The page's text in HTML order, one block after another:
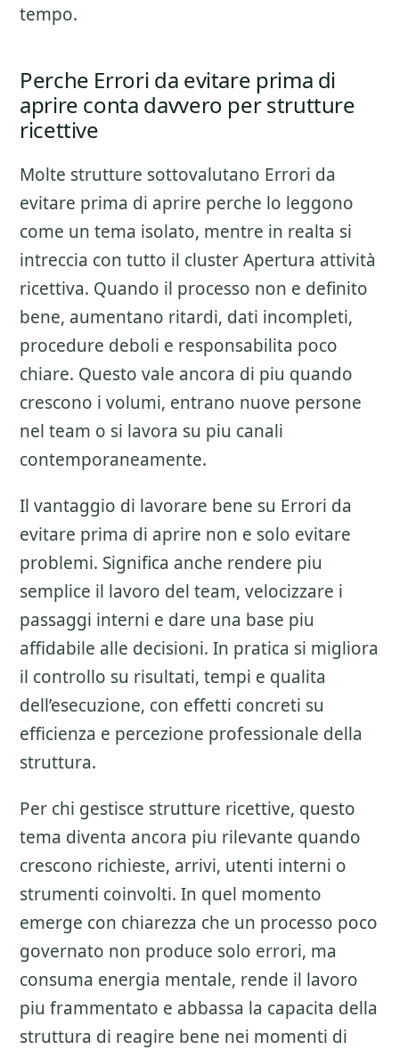
tempo.
Perche Errori da evitare prima di
aprire conta davvero per strutture
ricettive
Molte strutture sottovalutano Errori da
evitare prima di aprire perche lo leggono
come un tema isolato, mentre in realta si
intreccia con tutto il clusterApertura attività
ricettiva. Quando il processo non e definito
bene, aumentano ritardi, dati incompleti,
procedure deboli e responsabilita poco
chiare. Questo vale ancora di piu quando
crescono i volumi, entrano nuove persone
nel team o si lavora su piu canali
contemporaneamente.
Il vantaggio di lavorare bene su Errori da
evitare prima di aprire non e solo evitare
problemi. Significa anche rendere piu
semplice il lavoro del team, velocizzare i
passaggi interni e dare una base piu
affidabile alle decisioni. In pratica si migliora
il controllo su risultati, tempi e qualita
dell’esecuzione, con effetti concreti su
efficienza e percezione professionale della
struttura.
Per chi gestisce strutture ricettive, questo
tema diventa ancora piu rilevante quando
crescono richieste, arrivi, utenti interni o
strumenti coinvolti. In quel momento
emerge con chiarezza che un processo poco
governato non produce solo errori, ma
consuma energia mentale, rende il lavoro
piu frammentato e abbassa la capacita della
struttura di reagire bene nei momenti di